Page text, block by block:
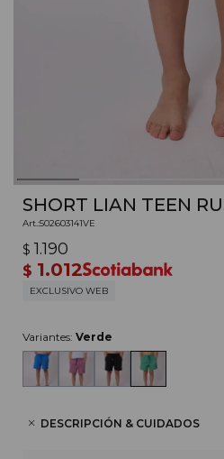
SHORT LIAN TEEN
502603141VE
$ 1.190
$ 1.012
EXCLUSIVO WEB
Variantes: Verde
DESCRIPCIÓN & CUIDADOS